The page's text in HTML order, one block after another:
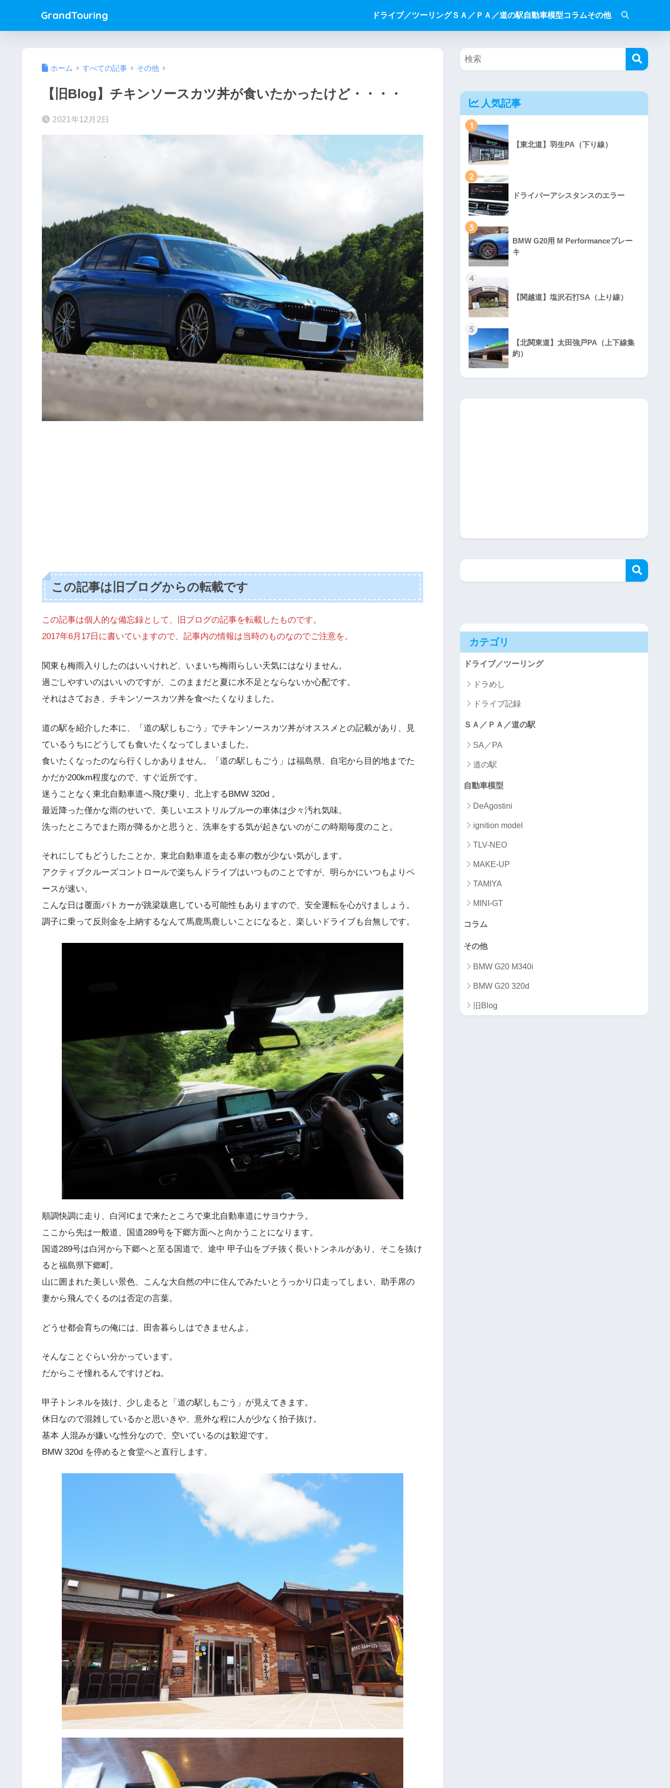
GrandTouring ドライブ／ツーリングＳＡ／ＰＡ／道の駅自動車模型コラムその他
ホーム すべての記事 その他
【旧Blog】チキンソースカツ丼が食いたかったけど・・・・
2021年12月2日
この記事は旧ブログからの転載です
この記事は個人的な備忘録として、旧ブログの記事を転載したものです。
2017年6月17日に書いていますので、記事内の情報は当時のものなのでご注意を。
関東も梅雨入りしたのはいいけれど、いまいち梅雨らしい天気にはなりません。
過ごしやすいのはいいのですが、このままだと夏に水不足とならないか心配です。
それはさておき、チキンソースカツ丼を食べたくなりました。
道の駅を紹介した本に、「道の駅しもごう」でチキンソースカツ丼がオススメとの記載があり、見
ているうちにどうしても食いたくなってしまいました。
食いたくなったのなら行くしかありません。「道の駅しもごう」は福島県、自宅から目的地までた
かだか200km程度なので、すぐ近所です。
迷うことなく東北自動車道へ飛び乗り、北上するBMW 320d 。
最近降った僅かな雨のせいで、美しいエストリルブルーの車体は少々汚れ気味。
洗ったところでまた雨が降るかと思うと、洗車をする気が起きないのがこの時期毎度のこと。
それにしてもどうしたことか、東北自動車道を走る車の数が少ない気がします。
アクティブクルーズコントロールで楽ちんドライブはいつものことですが、明らかにいつもよりペ
ースが速い。
こんな日は覆面パトカーが跳梁跋扈している可能性もありますので、安全運転を心がけましょう。
調子に乗って反則金を上納するなんて馬鹿馬鹿しいことになると、楽しいドライブも台無しです。
順調快調に走り、白河ICまで来たところで東北自動車道にサヨウナラ。
ここから先は一般道、国道289号を下郷方面へと向かうことになります。
国道289号は白河から下郷へと至る国道で、途中 甲子山をブチ抜く長いトンネルがあり、そこを抜け
ると福島県下郷町。
山に囲まれた美しい景色、こんな大自然の中に住んでみたいとうっかり口走ってしまい、助手席の
妻から飛んでくるのは否定の言葉。
どうせ都会育ちの俺には、田舎暮らしはできませんよ。
そんなことぐらい分かっています。
だからこそ憧れるんですけどね。
甲子トンネルを抜け、少し走ると「道の駅しもごう」が見えてきます。
休日なので混雑しているかと思いきや、意外な程に人が少なく拍子抜け。
基本 人混みが嫌いな性分なので、空いているのは歓迎です。
BMW 320d を停めると食堂へと直行します。
人気記事
1
【東北道】羽生PA（下り線）
2
ドライバーアシスタンスのエラー
3
BMW G20用 M Performanceブレー
キ
4
【関越道】塩沢石打SA（上り線）
5
【北関東道】太田強戸PA（上下線集
約）
カテゴリ
ドライブ／ツーリング
ドラめし
ドライブ記録
ＳＡ／ＰＡ／道の駅
SA／PA
道の駅
自動車模型
DeAgostini
ignition model
TLV-NEO
MAKE-UP
TAMIYA
MINI-GT
コラム
その他
BMW G20 M340i
BMW G20 320d
旧Blog